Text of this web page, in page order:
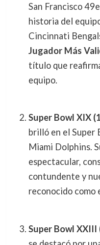
San Francisco
historia del
Cincinnati
Jugador Más
título que
equipo.
Super Bowl XIX
brilló en el Super
Miami Dolphins.
espectacular,
contundente y
reconocido como
Super Bowl XXIII